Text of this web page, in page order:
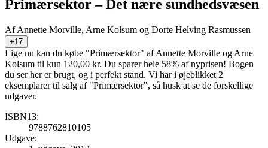
Primærsektor– Det nære sundhedsvæsen
AfAnnette Morville, Arne Kolsum og Dorte Helving Rasmussen
+17
Lige nu kan du købe "Primærsektor" af Annette Morville og Arne
Kolsum til kun 120,00 kr. Du sparer hele 58% af nyprisen! Bogen
du ser her er brugt, og i perfekt stand. Vi har i øjeblikket 2
eksemplarer til salg af "Primærsektor", så husk at se de forskellige
udgaver.
ISBN13:
9788762810105
Udgave: